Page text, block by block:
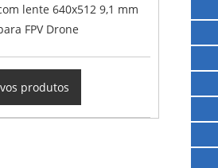
lente 640x512 9,1 mm
FPV Drone
produtos